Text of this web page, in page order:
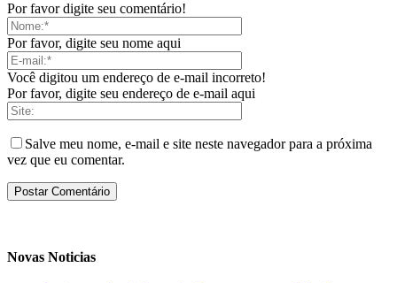
Por favor digite seu comentário!
Por favor, digite seu nome aqui
Você digitou um endereço de e-mail incorreto!
Por favor, digite seu endereço de e-mail aqui
Salve meu nome, e-mail e site neste navegador para a próxima
vez que eu comentar.
Novas Noticias